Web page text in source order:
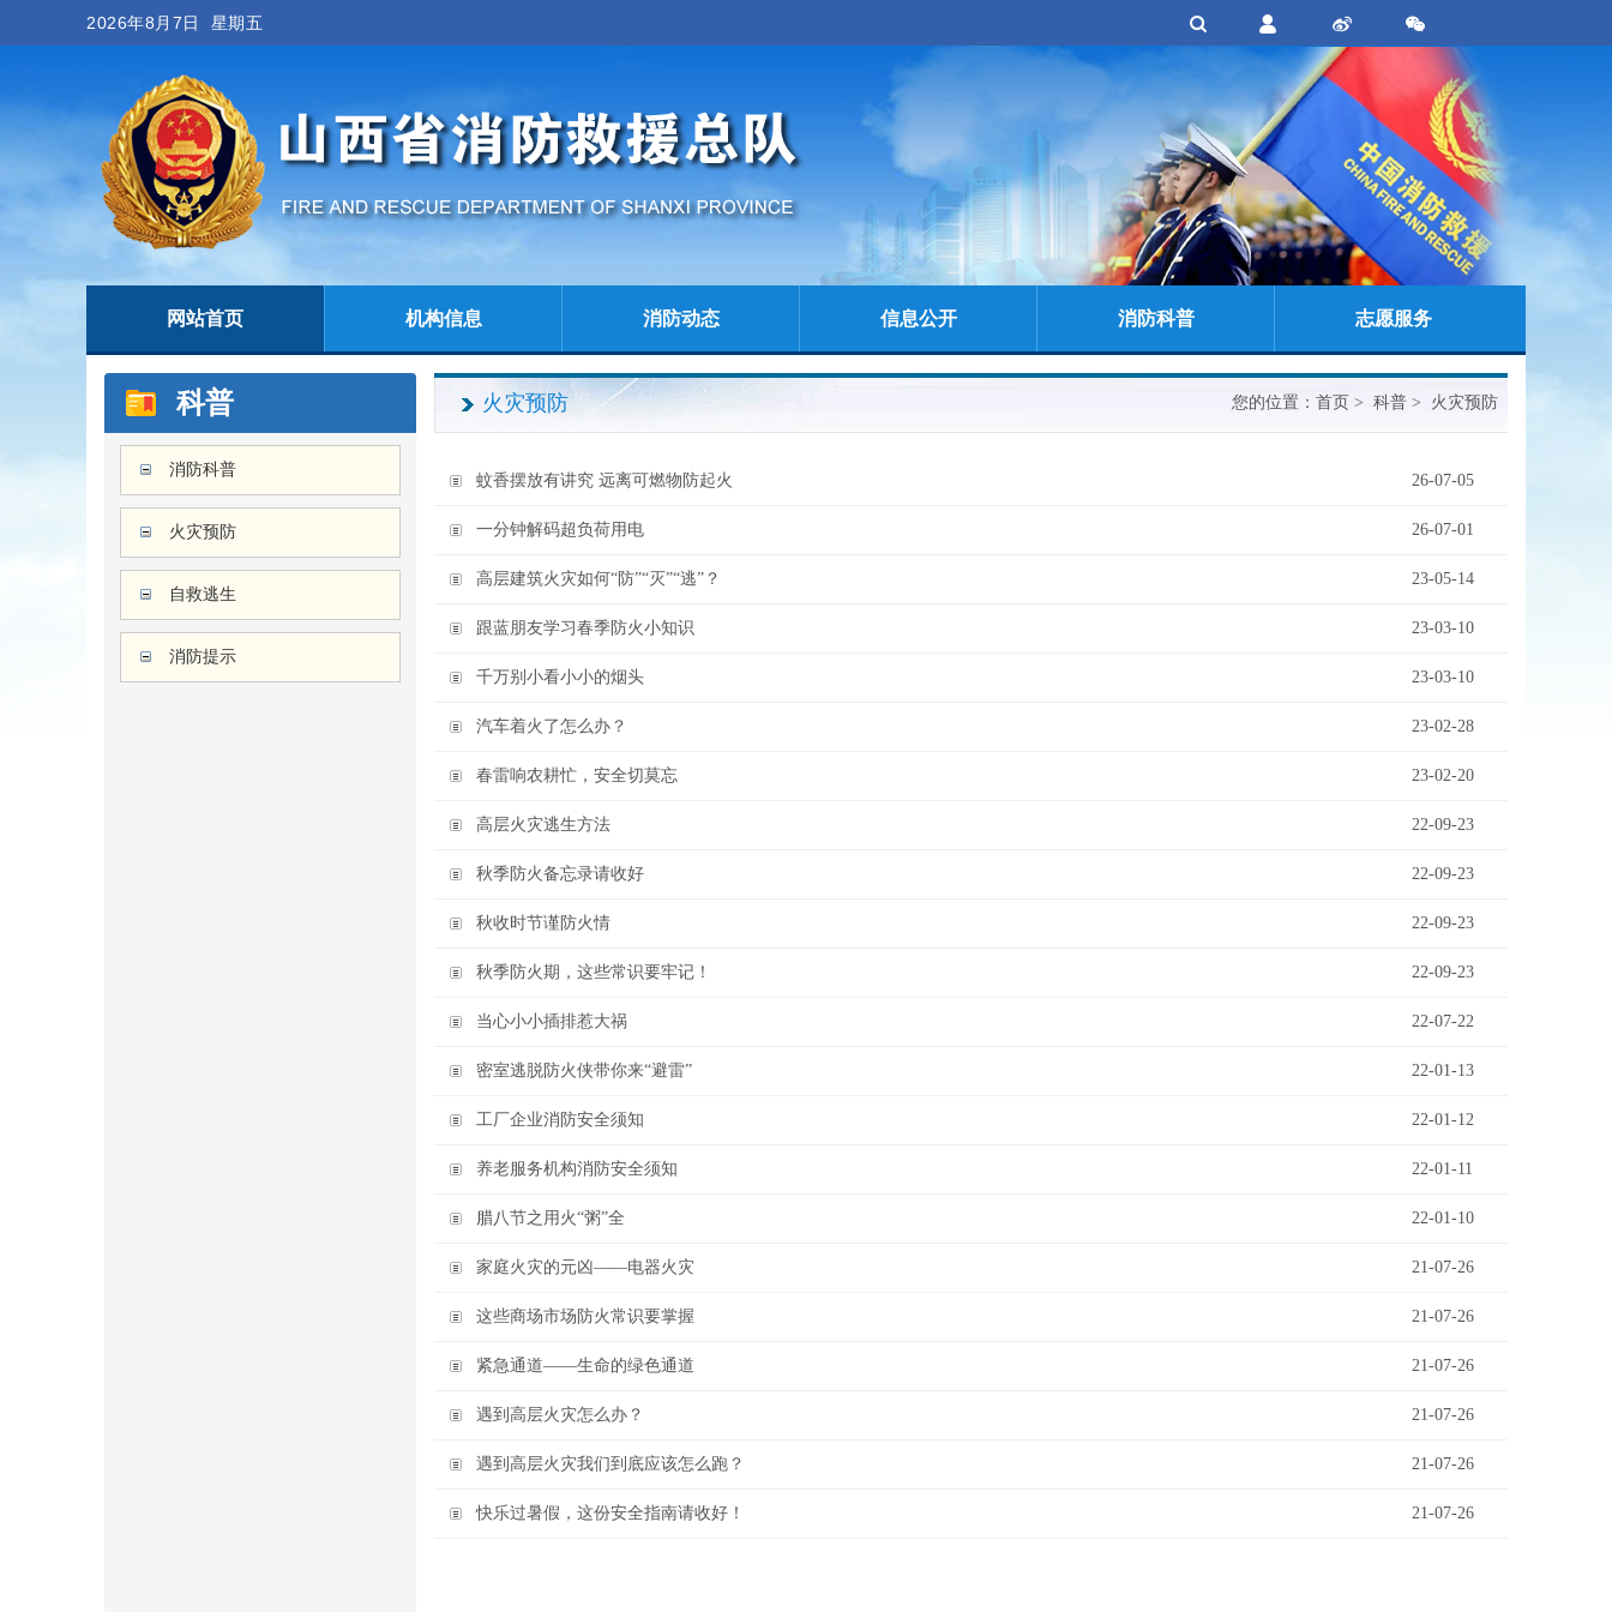
2026年8月7日 星期五
网站首页 机构信息 消防动态 信息公开 消防科普 志愿服务
科普
消防科普
火灾预防
自救逃生
消防提示
火灾预防 您的位置： 首页 > 科普 > 火灾预防
蚊香摆放有讲究 远离可燃物防起火 26-07-05
一分钟解码超负荷用电 26-07-01
高层建筑火灾如何“防”“灭”“逃”？ 23-05-14
跟蓝朋友学习春季防火小知识 23-03-10
千万别小看小小的烟头 23-03-10
汽车着火了怎么办？ 23-02-28
春雷响农耕忙，安全切莫忘 23-02-20
高层火灾逃生方法 22-09-23
秋季防火备忘录请收好 22-09-23
秋收时节谨防火情 22-09-23
秋季防火期，这些常识要牢记！ 22-09-23
当心小小插排惹大祸 22-07-22
密室逃脱防火侠带你来“避雷” 22-01-13
工厂企业消防安全须知 22-01-12
养老服务机构消防安全须知 22-01-11
腊八节之用火“粥”全 22-01-10
家庭火灾的元凶——电器火灾 21-07-26
这些商场市场防火常识要掌握 21-07-26
紧急通道——生命的绿色通道 21-07-26
遇到高层火灾怎么办？ 21-07-26
遇到高层火灾我们到底应该怎么跑？ 21-07-26
快乐过暑假，这份安全指南请收好！ 21-07-26